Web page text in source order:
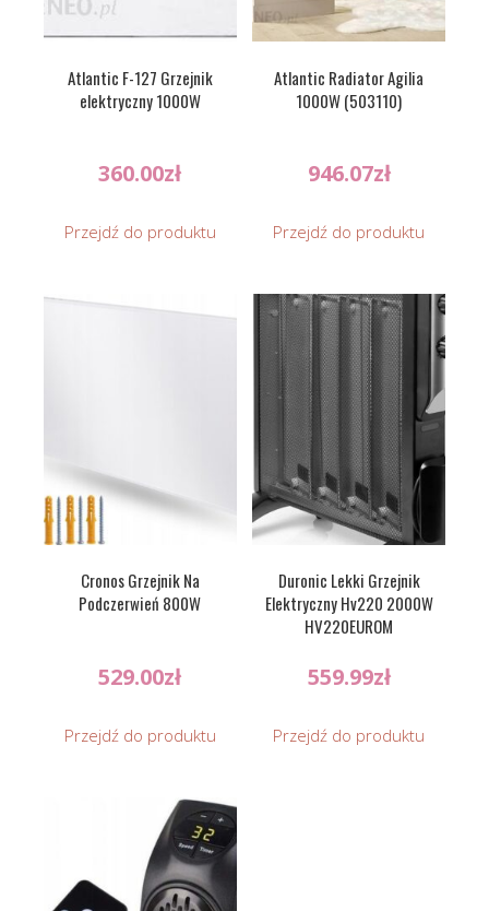
Atlantic F-127 Grzejnik
elektryczny 1000W
360.00zł
Przejdź do produktu
Atlantic Radiator Agilia
1000W (503110)
946.07zł
Przejdź do produktu
Cronos Grzejnik Na
Podczerwień 800W
529.00zł
Przejdź do produktu
Duronic Lekki Grzejnik
Elektryczny Hv220 2000W
HV220EUROM
559.99zł
Przejdź do produktu